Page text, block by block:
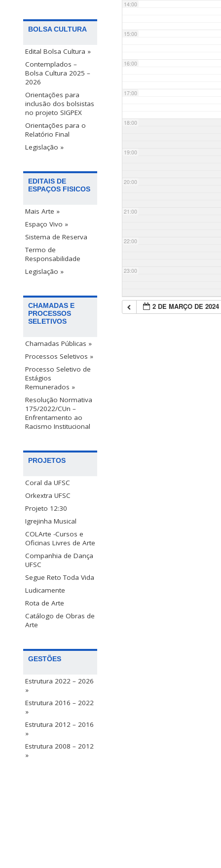
BOLSA CULTURA
Edital Bolsa Cultura »
Contemplados –
Bolsa Cultura 2025 –
2026
Orientações para
inclusão dos bolsistas
no projeto SIGPEX
Orientações para o
Relatório Final
Legislação »
EDITAIS DE
ESPAÇOS FISICOS
Mais Arte »
Espaço Vivo »
Sistema de Reserva
Termo de
Responsabilidade
Legislação »
CHAMADAS E
PROCESSOS
SELETIVOS
Chamadas Públicas »
Processos Seletivos »
Processo Seletivo de
Estágios
Remunerados »
Resolução Normativa
175/2022/CUn –
Enfrentamento ao
Racismo Institucional
PROJETOS
Coral da UFSC
Orkextra UFSC
Projeto 12:30
Igrejinha Musical
COLArte -Cursos e
Oficinas Livres de Arte
Companhia de Dança
UFSC
Segue Reto Toda Vida
Ludicamente
Rota de Arte
Catálogo de Obras de
Arte
GESTÕES
Estrutura 2022 – 2026
»
Estrutura 2016 – 2022
»
Estrutura 2012 – 2016
»
Estrutura 2008 – 2012
»
14:00
15:00
16:00
17:00
18:00
19:00
20:00
21:00
22:00
23:00
2 DE MARÇO DE 2024